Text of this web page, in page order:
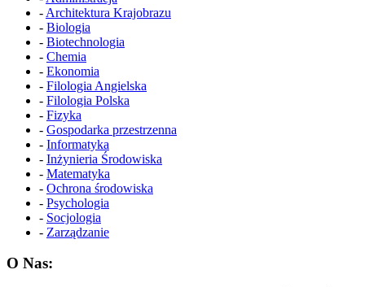
- Architektura Krajobrazu
- Biologia
- Biotechnologia
- Chemia
- Ekonomia
- Filologia Angielska
- Filologia Polska
- Fizyka
- Gospodarka przestrzenna
- Informatyka
- Inżynieria Środowiska
- Matematyka
- Ochrona środowiska
- Psychologia
- Socjologia
- Zarządzanie
O Nas: